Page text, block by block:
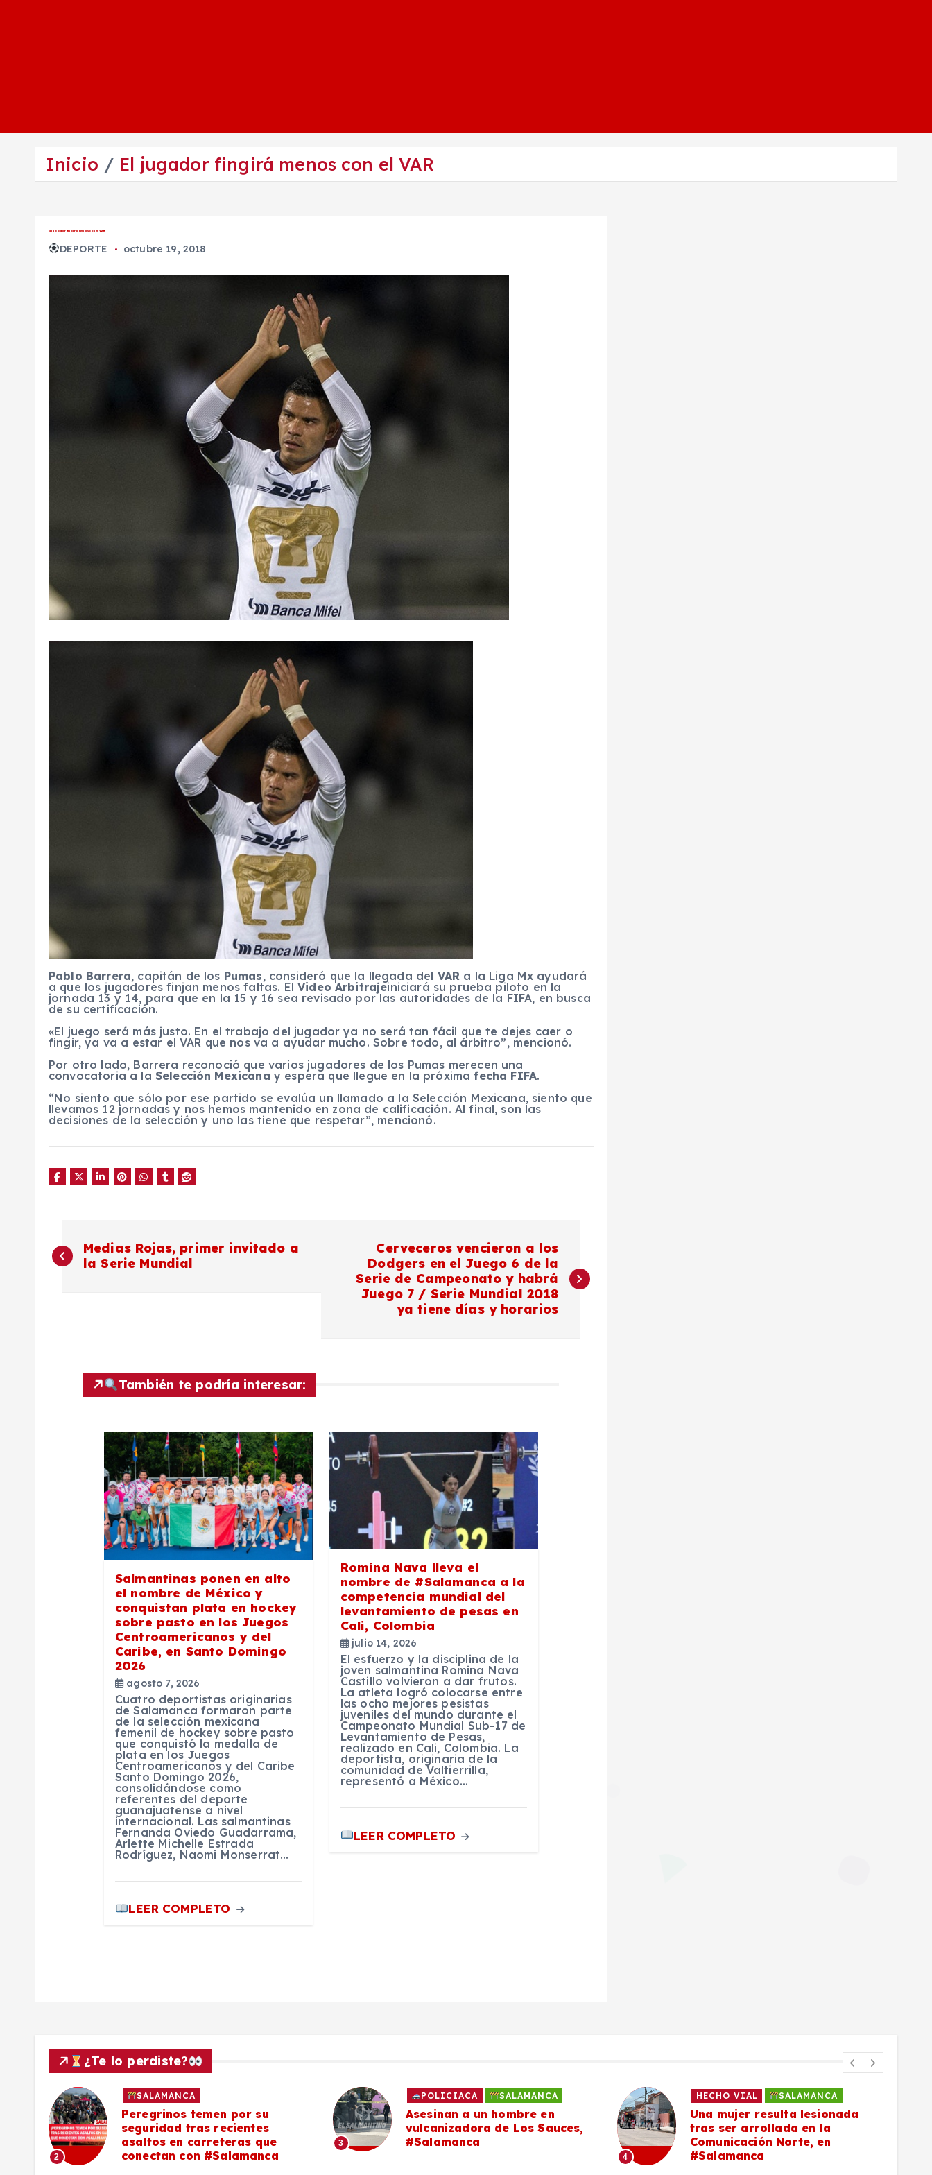
Inicio El jugador fingirá menos con el VAR
El jugador fingirá menos con el VAR
DEPORTE octubre 19, 2018
Pablo Barrera, capitán de los Pumas, consideró que la llegada del VAR a la Liga Mx ayudará
a que los jugadores finjan menos faltas. ElVideo Arbitrajeiniciará su prueba piloto en la
jornada 13 y 14, para que en la 15 y 16 sea revisado por las autoridades de la FIFA, en busca
de su certificación.
«El juego será más justo. En el trabajo del jugador ya no será tan fácil que te dejes caer o
fingir, ya va a estar el VAR que nos va a ayudar mucho. Sobre todo, al árbitro”, mencionó.
Por otro lado, Barrera reconoció que varios jugadores de los Pumas merecen una
convocatoria a la Selección Mexicana y espera que llegue en la próximafecha FIFA.
“No siento que sólo por ese partido se evalúa un llamado a la Selección Mexicana, siento que
llevamos 12 jornadas y nos hemos mantenido en zona de calificación. Al final, son las
decisiones de la selección y uno las tiene que respetar”, mencionó.
N
a
Medias Rojas, primer invitado a
la Serie Mundial
Cerveceros vencieron a los
Dodgers en el Juego 6 de la
Serie de Campeonato y habrá
Juego 7 / Serie Mundial 2018
ya tiene días y horarios
También te podría interesar:
Salmantinas ponen en alto
el nombre de México y
conquistan plata en hockey
sobre pasto en los Juegos
Centroamericanos y del
Caribe, en Santo Domingo
2026
agosto 7, 2026
Cuatro deportistas originarias
de Salamanca formaron parte
de la selección mexicana
femenil de hockey sobre pasto
que conquistó la medalla de
plata en los Juegos
Centroamericanos y del Caribe
Santo Domingo 2026,
consolidándose como
referentes del deporte
guanajuatense a nivel
internacional. Las salmantinas
Fernanda Oviedo Guadarrama,
Arlette Michelle Estrada
Rodríguez, Naomi Monserrat…
LEER COMPLETO
Romina Nava lleva el
nombre de #Salamanca a la
competencia mundial del
levantamiento de pesas en
Cali, Colombia
julio 14, 2026
El esfuerzo y la disciplina de la
joven salmantina Romina Nava
Castillo volvieron a dar frutos.
La atleta logró colocarse entre
las ocho mejores pesistas
juveniles del mundo durante el
Campeonato Mundial Sub-17 de
Levantamiento de Pesas,
realizado en Cali, Colombia. La
deportista, originaria de la
comunidad de Valtierrilla,
representó a México…
LEER COMPLETO
¿Te lo perdiste?
2
SALAMANCA
Peregrinos temen por su
seguridad tras recientes
asaltos en carreteras que
conectan con #Salamanca
3
POLICIACA SALAMANCA
Asesinan a un hombre en
vulcanizadora de Los Sauces,
#Salamanca
4
HECHO VIAL SALAMANCA
Una mujer resulta lesionada
tras ser arrollada en la
Comunicación Norte, en
#Salamanca